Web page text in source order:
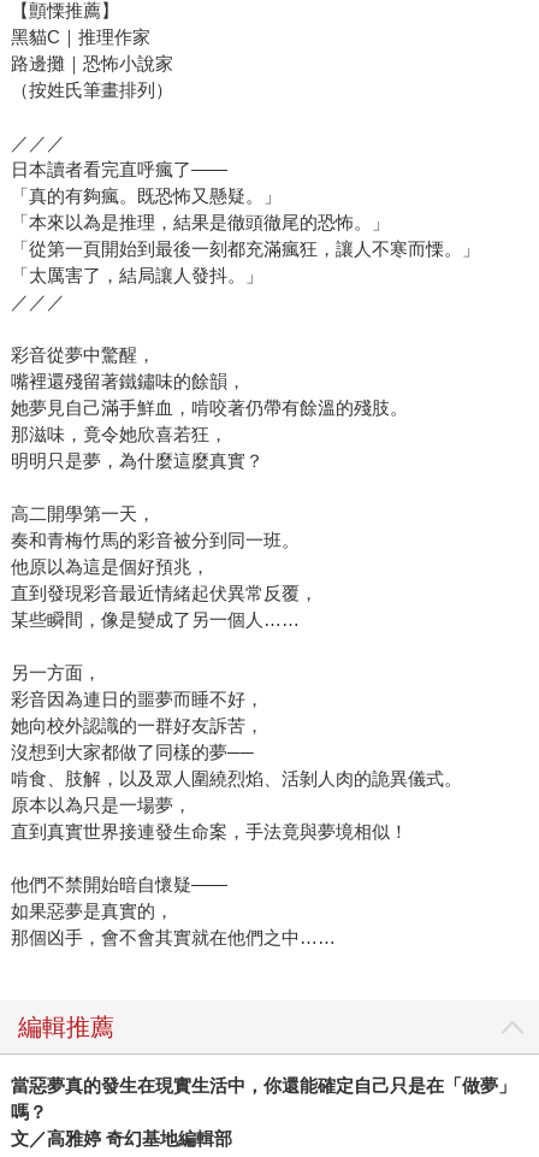
【顫慄推薦】
黑貓C｜推理作家
路邊攤｜恐怖小說家
（按姓氏筆畫排列）
／／／
日本讀者看完直呼瘋了——
「真的有夠瘋。既恐怖又懸疑。」
「本來以為是推理，結果是徹頭徹尾的恐怖。」
「從第一頁開始到最後一刻都充滿瘋狂，讓人不寒而慄。」
「太厲害了，結局讓人發抖。」
／／／
彩音從夢中驚醒，
嘴裡還殘留著鐵鏽味的餘韻，
她夢見自己滿手鮮血，啃咬著仍帶有餘溫的殘肢。
那滋味，竟令她欣喜若狂，
明明只是夢，為什麼這麼真實？
高二開學第一天，
奏和青梅竹馬的彩音被分到同一班。
他原以為這是個好預兆，
直到發現彩音最近情緒起伏異常反覆，
某些瞬間，像是變成了另一個人……
另一方面，
彩音因為連日的噩夢而睡不好，
她向校外認識的一群好友訴苦，
沒想到大家都做了同樣的夢──
啃食、肢解，以及眾人圍繞烈焰、活剝人肉的詭異儀式。
原本以為只是一場夢，
直到真實世界接連發生命案，手法竟與夢境相似！
他們不禁開始暗自懷疑——
如果惡夢是真實的，
那個凶手，會不會其實就在他們之中……
編輯推薦
當惡夢真的發生在現實生活中，你還能確定自己只是在「做夢」
嗎？
文／高雅婷 奇幻基地編輯部